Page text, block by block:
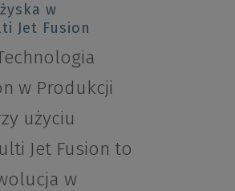
w
Jet Fusion
w Produkcji
użyciu
Jet Fusion to
w